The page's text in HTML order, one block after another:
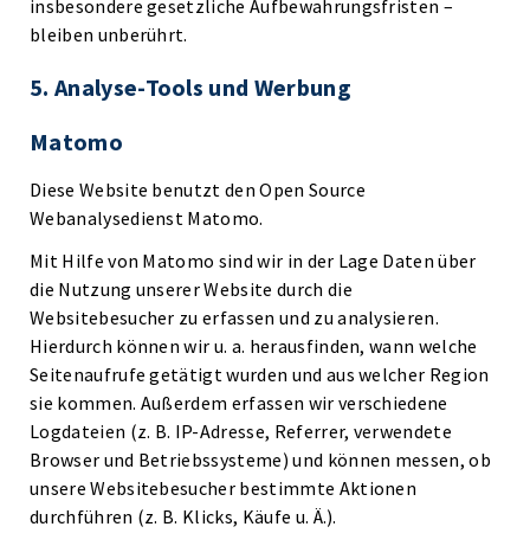
insbesondere gesetzliche Aufbewahrungsfristen –
bleiben unberührt.
5. Analyse-Tools und Werbung
Matomo
Diese Website benutzt den Open Source
Webanalysedienst Matomo.
Mit Hilfe von Matomo sind wir in der Lage Daten über
die Nutzung unserer Website durch die
Websitebesucher zu erfassen und zu analysieren.
Hierdurch können wir u. a. herausfinden, wann welche
Seitenaufrufe getätigt wurden und aus welcher Region
sie kommen. Außerdem erfassen wir verschiedene
Logdateien (z. B. IP-Adresse, Referrer, verwendete
Browser und Betriebssysteme) und können messen, ob
unsere Websitebesucher bestimmte Aktionen
durchführen (z. B. Klicks, Käufe u. Ä.).